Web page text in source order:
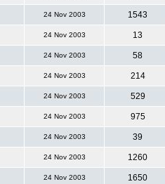
24 Nov 2003 1543
24 Nov 2003 13
24 Nov 2003 58
24 Nov 2003 214
24 Nov 2003 529
24 Nov 2003 975
24 Nov 2003 39
24 Nov 2003 1260
24 Nov 2003 1650